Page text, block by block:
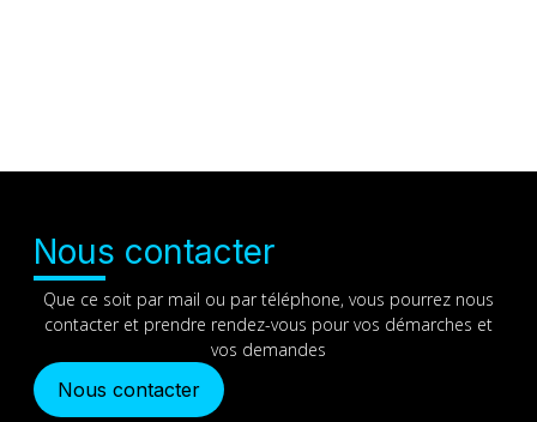
Nous contacter
Que ce soit par mail ou par téléphone, vous pourrez nous
contacter et prendre rendez-vous pour vos démarches et
vos demandes
Nous contacter